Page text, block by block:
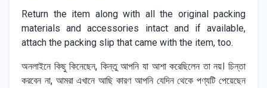
Return the item along with all the original packing
materials and accessories intact and if available,
attach the packing slip that came with the item, too.
অনলাইনে কিছু কিনেছেন, কিন্তু আপনি যা আশা করেছিলেন তা নয়। চিন্তা
করবেন না, আমরা এখানে আছি কারণ আপনি যেদিন থেকে পণ্যটি পেয়েছেন